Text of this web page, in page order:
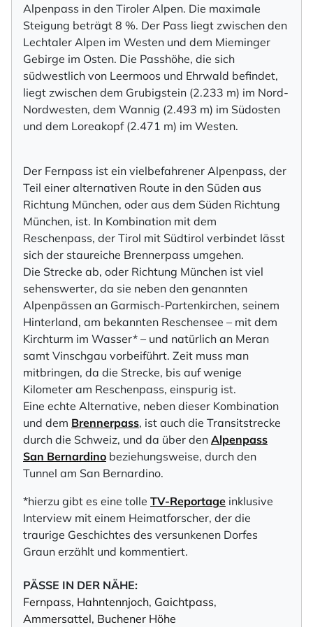
Alpenpass in den Tiroler Alpen. Die maximale
Steigung beträgt 8 %. Der Pass liegt zwischen den
Lechtaler Alpen im Westen und dem Mieminger
Gebirge im Osten. Die Passhöhe, die sich
südwestlich von Leermoos und Ehrwald befindet,
liegt zwischen dem Grubigstein (2.233 m) im Nord-
Nordwesten, dem Wannig (2.493 m) im Südosten
und dem Loreakopf (2.471 m) im Westen.
Der Fernpass ist ein vielbefahrener Alpenpass, der
Teil einer alternativen Route in den Süden aus
Richtung München, oder aus dem Süden Richtung
München, ist. In Kombination mit dem
Reschenpass, der Tirol mit Südtirol verbindet lässt
sich der staureiche Brennerpass umgehen.
Die Strecke ab, oder Richtung München ist viel
sehenswerter, da sie neben den genannten
Alpenpässen an Garmisch-Partenkirchen, seinem
Hinterland, am bekannten Reschensee – mit dem
Kirchturm im Wasser* – und natürlich an Meran
samt Vinschgau vorbeiführt. Zeit muss man
mitbringen, da die Strecke, bis auf wenige
Kilometer am Reschenpass, einspurig ist.
Eine echte Alternative, neben dieser Kombination
und dem Brennerpass, ist auch die Transitstrecke
durch die Schweiz, und da über den Alpenpass
San Bernardino beziehungsweise, durch den
Tunnel am San Bernardino.
*hierzu gibt es eine tolle TV-Reportage inklusive
Interview mit einem Heimatforscher, der die
traurige Geschichtes des versunkenen Dorfes
Graun erzählt und kommentiert.
PÄSSE IN DER NÄHE:
Fernpass, Hahntennjoch, Gaichtpass,
Ammersattel, Buchener Höhe